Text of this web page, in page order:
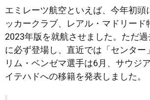
エミレーツ航空といえば、今年初頭
ッカークラブ、レアル・マドリード
2023年版を就航させました。ただ
に必ず登場し、直近では「センター
リム・ベンゼマ選手は6月、サウジ
イテハドへの移籍を発表しました。